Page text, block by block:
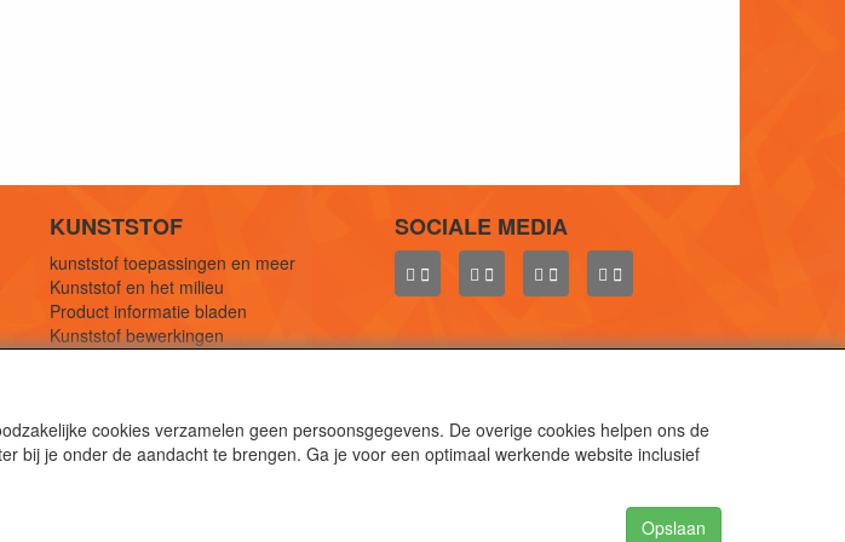
KUNSTSTOF
kunststof toepassingen en meer
Kunststof en het milieu
Product informatie bladen
Kunststof bewerkingen
SOCIALE MEDIA
folies, buizen en staf materiaal.
cookies verzamelen geen persoonsgegevens. De overige cookies helpen ons de
bij je onder de aandacht te brengen. Ga je voor een optimaal werkende website inclusief
Opslaan